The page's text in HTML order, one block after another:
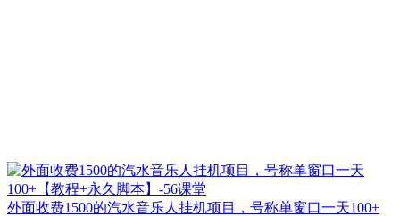
外面收费1500的汽水音乐人挂机项目，号称单窗口一天100+